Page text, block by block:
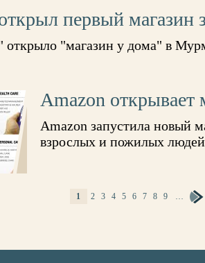
первый магазин
"магазин у дома" в
Amazon
Amazon запустила новый
взрослых и пожилых людей
1 2 3 4 5 6 7 8 9 …